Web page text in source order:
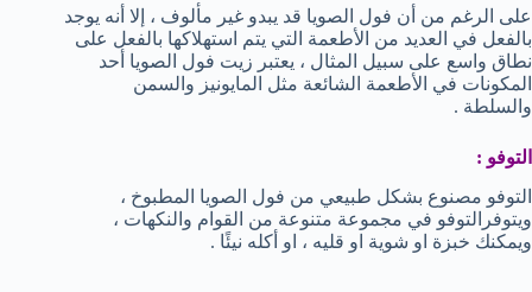
على الرغم من أن فول الصويا قد يبدو غير مألوف ، إلا أنه يوجد
بالفعل في العديد من الأطعمة التي يتم استهلاكها بالفعل على
نطاق واسع على سبيل المثال ، يعتبر زيت فول الصويا أحد
المكونات في الأطعمة الشائعة مثل المايونيز والسمن
والسلطة .
التوفو :
التوفو مصنوع بشكل طبيعي من فول الصويا المطبوخ ،
ويتوفرالتوفو في مجموعة متنوعة من القوام والنكهات ،
ويمكنك خبزة او شوية او قليه ، او أكله نيئًا .